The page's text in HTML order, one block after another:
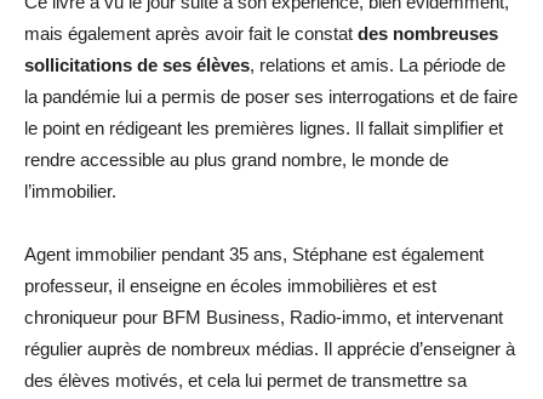
mais également après avoir fait le constat des nombreuses
sollicitations de ses élèves, relations et amis. La période de
la pandémie lui a permis de poser ses interrogations et de faire
le point en rédigeant les premières lignes. Il fallait simplifier et
rendre accessible au plus grand nombre, le monde de
l’immobilier.
Agent immobilier pendant 35 ans, Stéphane est également
professeur, il enseigne en écoles immobilières et est
chroniqueur pour BFM Business, Radio-immo, et intervenant
régulier auprès de nombreux médias. Il apprécie d’enseigner à
des élèves motivés, et cela lui permet de transmettre sa